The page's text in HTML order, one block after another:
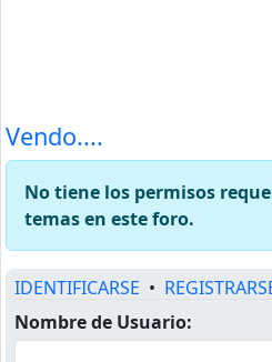
Vendo....
No tiene los permisos
temas en este foro.
IDENTIFICARSE •
Nombre de Usuario: